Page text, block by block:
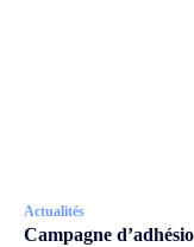
Actualités
Campagne